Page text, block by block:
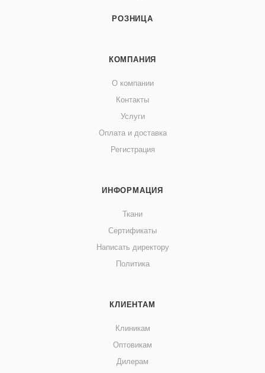
РОЗНИЦА
КОМПАНИЯ
О компании
Контакты
Услуги
Оплата и доставка
Регистрация
ИНФОРМАЦИЯ
Ткани
Сертификаты
Написать директору
Политика
КЛИЕНТАМ
Клиникам
Оптовикам
Дилерам